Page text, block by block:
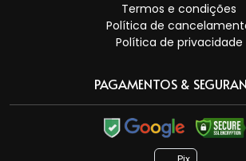
Termos e condições
Política de
Política de privacidade
PAGAMENTOS &